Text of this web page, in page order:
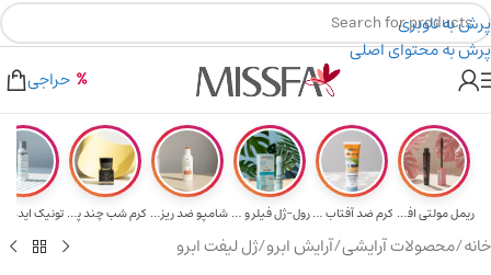
پرش به ناوبری
پرش به محتوای اصلی
۲٪ تخفیف روی سبد خرید برای روش کارت به کارت
هدیه برای خرید های بالای ۵ میلیون تومن
حراجی
ریمل مولتی افکت... کرم ضد آفتاب حا... رول-ژل فیلر و م... شامپو ضد ریزش و... کرم شب چند پپتی... تونیک ایده
خانه/محصولات آرایشی/آرایش ابرو/ژل لیفت ابرو